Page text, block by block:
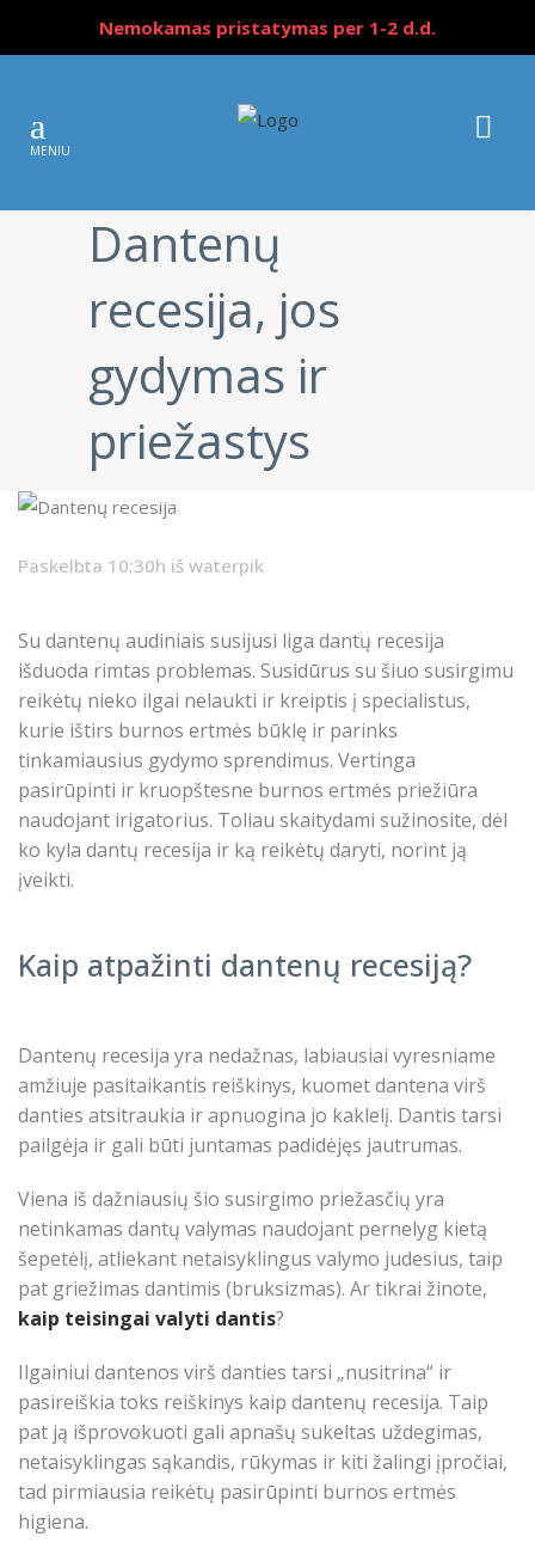
Nemokamas pristatymas per 1-2 d.d.
Dantenų
recesija, jos
gydymas ir
priežastys
Paskelbta 10:30h iš waterpik
Su dantenų audiniais susijusi liga dantų recesija
išduoda rimtas problemas. Susidūrus su šiuo susirgimu
reikėtų nieko ilgai nelaukti ir kreiptis į specialistus,
kurie ištirs burnos ertmės būklę ir parinks
tinkamiausius gydymo sprendimus. Vertinga
pasirūpinti ir kruopštesne burnos ertmės priežiūra
naudojant irigatorius. Toliau skaitydami sužinosite, dėl
ko kyla dantų recesija ir ką reikėtų daryti, norint ją
įveikti.
Kaip atpažinti dantenų recesiją?
Dantenų recesija yra nedažnas, labiausiai vyresniame
amžiuje pasitaikantis reiškinys, kuomet dantena virš
danties atsitraukia ir apnuogina jo kaklelį. Dantis tarsi
pailgėja ir gali būti juntamas padidėjęs jautrumas.
Viena iš dažniausių šio susirgimo priežasčių yra
netinkamas dantų valymas naudojant pernelyg kietą
šepetėlį, atliekant netaisyklingus valymo judesius, taip
pat griežimas dantimis (bruksizmas). Ar tikrai žinote,
kaip teisingai valyti dantis?
Ilgainiui dantenos virš danties tarsi „nusitrina“ ir
pasireiškia toks reiškinys kaip dantenų recesija. Taip
pat ją išprovokuoti gali apnašų sukeltas uždegimas,
netaisyklingas sąkandis, rūkymas ir kiti žalingi įpročiai,
tad pirmiausia reikėtų pasirūpinti burnos ertmės
higiena.